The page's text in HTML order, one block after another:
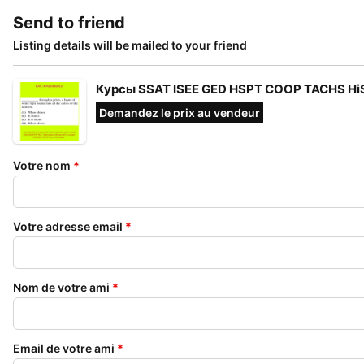
Send to friend
Listing details will be mailed to your friend
Курсы SSAT ISEE GED HSPT COOP TACHS
Demandez le prix au vendeur
Votre nom *
Votre adresse email *
Nom de votre ami *
Email de votre ami *